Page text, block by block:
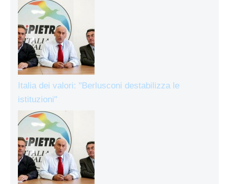
Italia dei valori: "Berlusconi destabilizza le
istituzioni"